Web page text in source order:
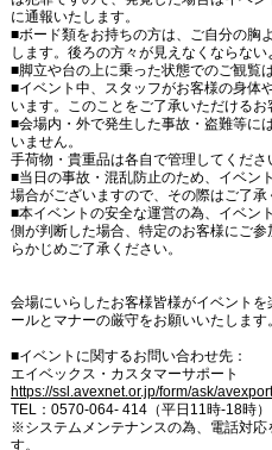
に通報いたします。
■ボード類をお持ちの方は、ご自分の胸
します。後ろの方々が見えなくならない
■脚立や台の上に乗った状態でのご観覧
■イベント中、スタッフがお客様の身体
います。このことをご了承いただけるお
■会場内・外で発生した事故・盗難等に
いません。
手荷物・貴重品は各自で管理してくださ
■当日の事故・混乱防止のため、イベン
場合がございますので、その際はご了承
■本イベントの安全な運営の為、イベン
側が判断した場合、特定のお客様にご
らかじめご了承ください。
会場にいらしたお客様皆様がイベント
ールとマナーの厳守をお願いいたします。
■イベントに関するお問い合わせ先：
エイベックス・カスタマーサポート
https://ssl.avexnet.or.jp/form/ask/
TEL：0570-064- 414（平日11時-18時）
※システムメンテナンスの為、電話対応
す。